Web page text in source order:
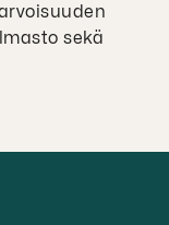
sekä